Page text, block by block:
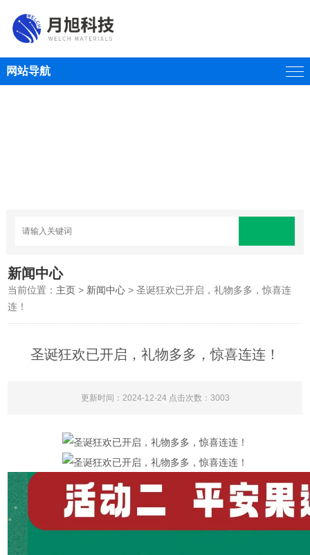
网站导航
新闻中心
当前位置： 主页 > 新闻中心 > 圣诞狂欢已开启，礼物多多，惊喜连
连！
圣诞狂欢已开启，礼物多多，惊喜连连！
更新时间：2024-12-24 点击次数：3003